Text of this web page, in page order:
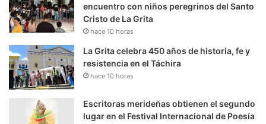
encuentro con niños peregrinos del Santo
Cristo de La Grita
hace 10 horas
La Grita celebra 450 años de historia, fe y
resistencia en el Táchira
hace 10 horas
Escritoras merideñas obtienen el segundo
lugar en el Festival Internacional de Poesía